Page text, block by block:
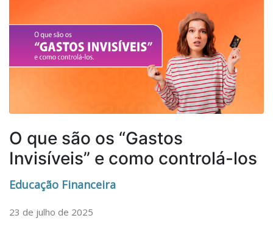
O que são os “Gastos
Invisíveis” e como controlá-los
Educação Financeira
23 de julho de 2025